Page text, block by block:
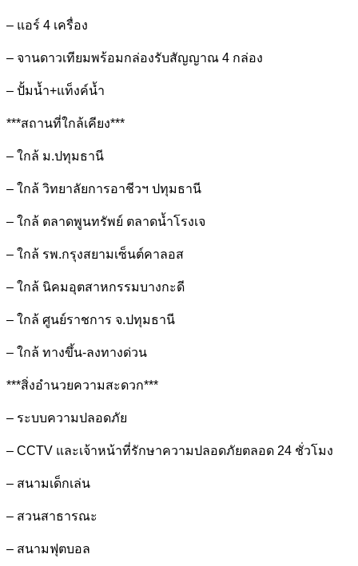
– แอร์ 4 เครื่อง
– จานดาวเทียมพร้อมกล่องรับสัญญาณ 4 กล่อง
– ปั้มน้ำ+แท็งค์น้ำ
***สถานที่ใกล้เคียง***
– ใกล้ ม.ปทุมธานี
– ใกล้ วิทยาลัยการอาชีวฯ ปทุมธานี
– ใกล้ ตลาดพูนทรัพย์ ตลาดน้ำโรงเจ
– ใกล้ รพ.กรุงสยามเซ็นต์คาลอส
– ใกล้ นิคมอุตสาหกรรมบางกะดี
– ใกล้ ศูนย์ราชการ จ.ปทุมธานี
– ใกล้ ทางขึ้น-ลงทางด่วน
***สิ่งอำนวยความสะดวก***
– ระบบความปลอดภัย
– CCTV และเจ้าหน้าที่รักษาความปลอดภัยตลอด 24 ชั่วโมง
– สนามเด็กเล่น
– สวนสาธารณะ
– สนามฟุตบอล